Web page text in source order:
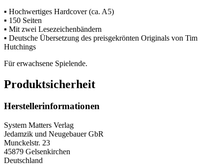
▪️ Hochwertiges Hardcover (ca. A5)
▪️ 150 Seiten
▪️ Mit zwei Lesezeichenbändern
▪️ Deutsche Übersetzung des preisgekrönten Originals von Tim
Hutchings
Für erwachsene Spielende.
Produktsicherheit
Herstellerinformationen
System Matters Verlag
Jedamzik und Neugebauer GbR
Munckelstr. 23
45879 Gelsenkirchen
Deutschland